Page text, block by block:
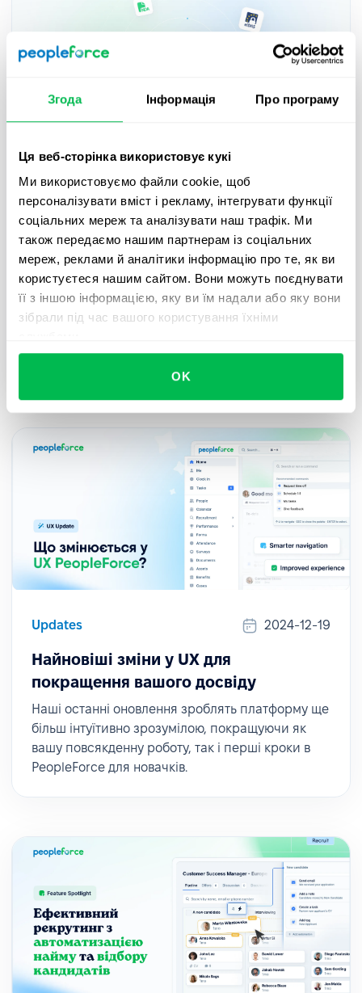
Згода Інформація Про програму
Ця веб-сторінка використовує кукі
Ми використовуємо файли cookie, щоб
персоналізувати вміст і рекламу, інтегрувати функції
соціальних мереж та аналізувати наш трафік. Ми
також передаємо нашим партнерам із соціальних
мереж, реклами й аналітики інформацію про те, як ви
користуєтеся нашим сайтом. Вони можуть поєднувати
її з іншою інформацією, яку ви їм надали або яку вони
зібрали під час вашого користування їхніми
OK
Підписуйте документи з QES в
PeopleForce завдяки новій інтеграції
Autenti – гайд
Для всіх клієнтів, які використовують
електронний підпис і хочуть прискорити і
спростити документообіг за допомогою
нашим гайдом.
Updates 2024-12-19
Найновіші зміни у UX для
покращення вашого досвіду
Наші останні оновлення зроблять платформу ще
більш інтуїтивно зрозумілою, покращуючи як
вашу повсякденну роботу, так і перші кроки в
PeopleForce для новачків.